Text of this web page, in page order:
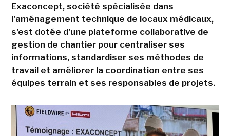
Exaconcept, société spécialisée dans
l'aménagement technique de locaux médicaux,
s'est dotée d'une plateforme collaborative de
gestion de chantier pour centraliser ses
informations, standardiser ses méthodes de
travail et améliorer la coordination entre ses
équipes terrain et ses responsables de projets.